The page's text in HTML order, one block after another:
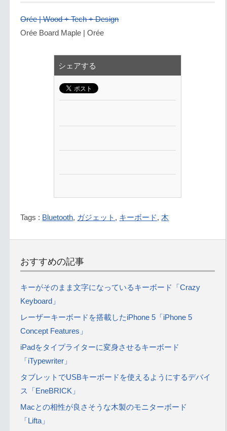
Orée | Wood + Tech + Design
Orée Board Maple | Orée
シェアする
Tags : Bluetooth, ガジェット , キーボード, 木
おすすめの記事
キーがそのまま文字になっているキーボード「Crazy
Keyboard」
レーザーキーボードを搭載したiPhone 5「iPhone 5
Concept Features」
iPadをタイプライターに変身させるキーボード
「iTypewriter」
タブレットでUSBキーボードを使えるようにするデバイ
ス「EneBRICK」
Macとの相性が良さそうな木製のモニターボード
「Lifta」